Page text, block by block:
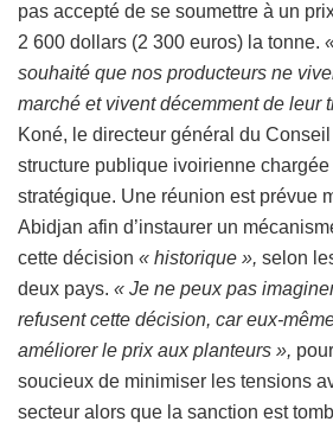
pas accepté de se soumettre à un
2 600 dollars (2 300 euros) la tonne.
souhaité que nos producteurs ne
marché et vivent décemment de leur
Koné, le directeur général du
structure publique ivoirienne
stratégique. Une réunion est prévue
Abidjan afin d’instaurer un
cette décision « historique », selon
deux pays. « Je ne peux pas
refusent cette décision, car eux-
améliorer le prix aux planteurs »,
soucieux de minimiser les tensions
secteur alors que la sanction est